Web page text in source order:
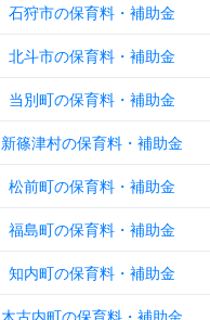
石狩市の保育料・補助金
北斗市の保育料・補助金
当別町の保育料・補助金
新篠津村の保育料・補助金
松前町の保育料・補助金
福島町の保育料・補助金
知内町の保育料・補助金
木古内町の保育料・補助金